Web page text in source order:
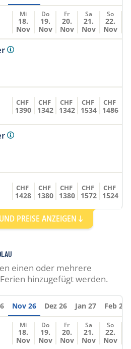
Mi
18.
Nov
Do
19.
Nov
Fr
20.
Nov
Sa
21.
Nov
So
22.
Nov
CHF
1390
CHF
1342
CHF
1342
CHF
1534
CHF
1486
CHF
1428
CHF
1380
CHF
1380
CHF
1572
CHF
1524
CHF
1438
CHF
1384
CHF
1384
CHF
1600 1546
PREISE ANZEIGEN
einen oder mehrere
hinzugefügt werden.
Nov 26 Dez 26 Jan 27 Feb 27
Mi
18.
Nov
Do
19.
Nov
Fr
20.
Nov
Sa
21.
Nov
So
22.
Nov